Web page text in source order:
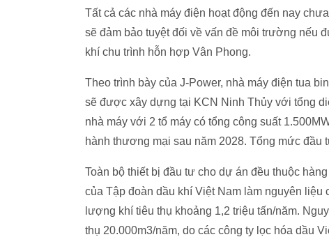
Tất cả các nhà máy điện hoạt động đến nay
sẽ đảm bảo tuyệt đối về vấn đề môi trường nếu
khí chu trình hỗn hợp Vân Phong.
Theo trình bày của J-Power, nhà máy điện tua
sẽ được xây dựng tại KCN Ninh Thủy với tổng
nhà máy với 2 tổ máy có tổng công suất
hành thương mại sau năm 2028. Tổng mức đầu
Toàn bộ thiết bị đầu tư cho dự án đều thuộc
của Tập đoàn dầu khí Việt Nam làm nguyên liệu
lượng khí tiêu thụ khoảng 1,2 triệu tấn/năm.
thụ 20.000m3/năm, do các công ty lọc hóa dầu